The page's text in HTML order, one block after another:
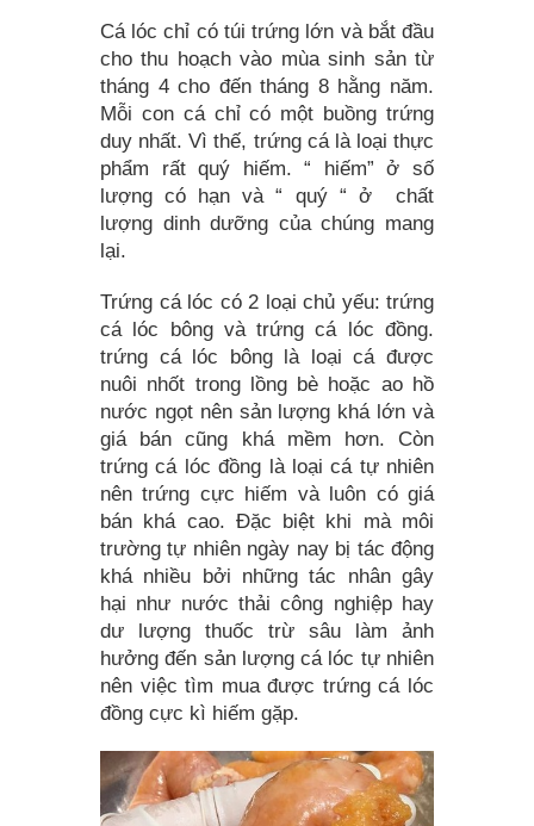
Cá lóc chỉ có túi trứng lớn và bắt đầu
cho thu hoạch vào mùa sinh sản từ
tháng 4 cho đến tháng 8 hằng năm.
Mỗi con cá chỉ có một buồng trứng
duy nhất. Vì thế, trứng cá là loại thực
phẩm rất quý hiếm. “ hiếm” ở số
lượng có hạn và “ quý “ ở chất
lượng dinh dưỡng của chúng mang
lại.
Trứng cá lóc có 2 loại chủ yếu: trứng
cá lóc bông và trứng cá lóc đồng.
trứng cá lóc bông là loại cá được
nuôi nhốt trong lồng bè hoặc ao hồ
nước ngọt nên sản lượng khá lớn và
giá bán cũng khá mềm hơn. Còn
trứng cá lóc đồng là loại cá tự nhiên
nên trứng cực hiếm và luôn có giá
bán khá cao. Đặc biệt khi mà môi
trường tự nhiên ngày nay bị tác động
khá nhiều bởi những tác nhân gây
hại như nước thải công nghiệp hay
dư lượng thuốc trừ sâu làm ảnh
hưởng đến sản lượng cá lóc tự nhiên
nên việc tìm mua được trứng cá lóc
đồng cực kì hiếm gặp.